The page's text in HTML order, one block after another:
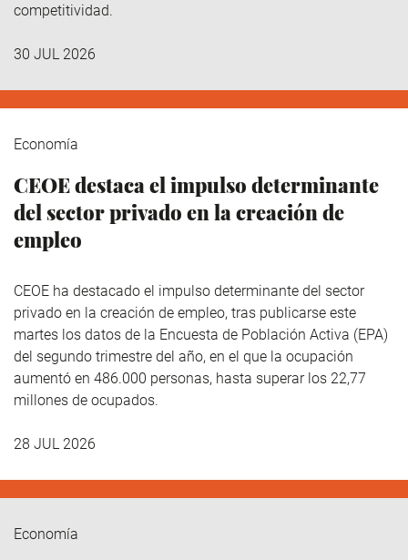
competitividad.
30 JUL 2026
Economía
CEOE destaca el impulso determinante
del sector privado en la creación de
empleo
CEOE ha destacado el impulso determinante del sector
privado en la creación de empleo, tras publicarse este
martes los datos de la Encuesta de Población Activa (EPA)
del segundo trimestre del año, en el que la ocupación
aumentó en 486.000 personas, hasta superar los 22,77
millones de ocupados.
28 JUL 2026
Economía